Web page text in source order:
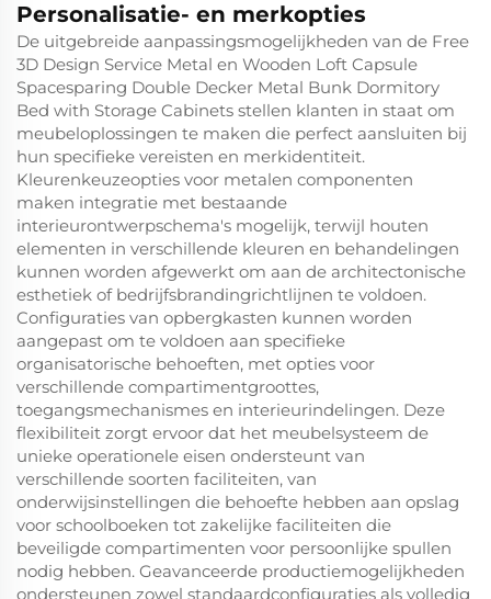
Personalisatie- en merkopties
De uitgebreide aanpassingsmogelijkheden van de Free
3D Design Service Metal en Wooden Loft Capsule
Spacesparing Double Decker Metal Bunk Dormitory
Bed with Storage Cabinets stellen klanten in staat om
meubeloplossingen te maken die perfect aansluiten bij
hun specifieke vereisten en merkidentiteit.
Kleurenkeuzeopties voor metalen componenten
maken integratie met bestaande
interieurontwerpschema's mogelijk, terwijl houten
elementen in verschillende kleuren en behandelingen
kunnen worden afgewerkt om aan de architectonische
esthetiek of bedrijfsbrandingrichtlijnen te voldoen.
Configuraties van opbergkasten kunnen worden
aangepast om te voldoen aan specifieke
organisatorische behoeften, met opties voor
verschillende compartimentgroottes,
toegangsmechanismes en interieurindelingen. Deze
flexibiliteit zorgt ervoor dat het meubelsysteem de
unieke operationele eisen ondersteunt van
verschillende soorten faciliteiten, van
onderwijsinstellingen die behoefte hebben aan opslag
voor schoolboeken tot zakelijke faciliteiten die
beveiligde compartimenten voor persoonlijke spullen
nodig hebben. Geavanceerde productiemogelijkheden
ondersteunen zowel standaardconfiguraties als volledig